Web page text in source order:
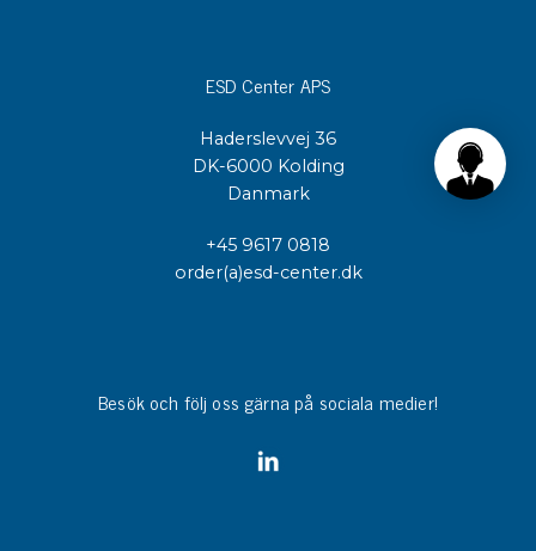
ESD Center APS
Haderslevvej 36
DK-6000 Kolding
Danmark
+45 9617 0818
order(a)esd-center.dk
Besök och följ oss gärna på sociala medier!